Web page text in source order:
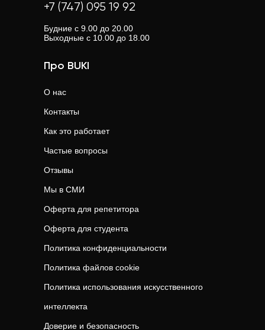
+7 (747) 095 19 92
Будние с 9.00 до 20.00
Выходные с 10.00 до 18.00
Про BUKI
О нас
Контакты
Как это работает
Частые вопросы
Отзывы
Мы в СМИ
Оферта для репетитора
Оферта для студента
Политика конфиденциальности
Политика файлов cookie
Политика использования искусственного
интеллекта
Доверие и безопасность